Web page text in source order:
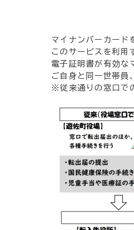
マイナンバーカード
このサービスを利用
電子証明書が有効な
ご自身と同一世帯員
※従来通りの窓口で